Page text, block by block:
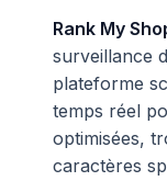
Rank My
surveillance
plateforme
temps réel
optimisées,
caractères